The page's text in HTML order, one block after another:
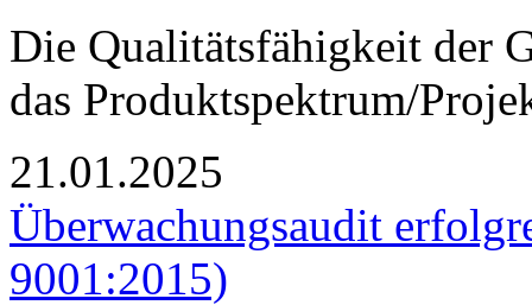
Die Qualitätsfähigkeit der
das Produktspektrum/
21.01.2025
Überwachungsaudit
9001:2015)